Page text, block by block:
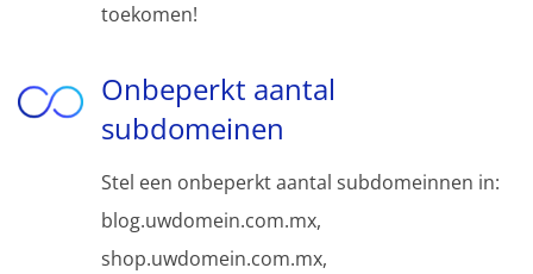
toekomen!
Onbeperkt aantal
subdomeinen
Stel een onbeperkt aantal subdomeinnen in:
blog.uwdomein.com.mx,
shop.uwdomein.com.mx,